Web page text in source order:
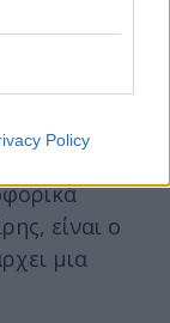
Policy
«καταρχάς,
αρχές
είναι ο
κάποιος;
είναι ο
μια